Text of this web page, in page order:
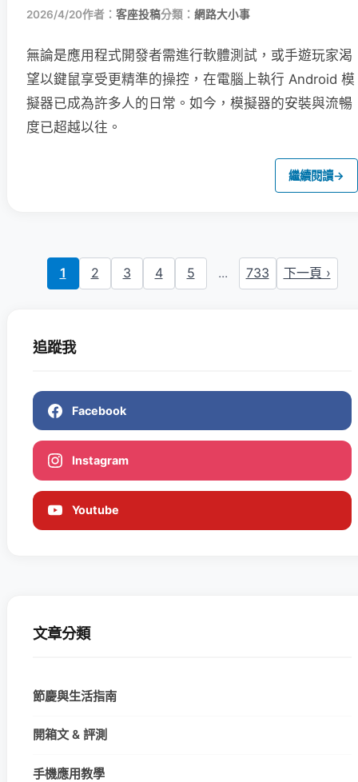
2026/4/20作者： 客座投稿分類： 網路大小事
無論是應用程式開發者需進行軟體測試，或手遊玩家渴
望以鍵鼠享受更精準的操控，在電腦上執行 Android 模
擬器已成為許多人的日常。如今，模擬器的安裝與流暢
度已超越以往。
繼續閱讀→
1 2 3 4 5 ... 733 下一頁 ›
追蹤我
Facebook
Instagram
Youtube
文章分類
節慶與生活指南
開箱文 & 評測
手機應用教學